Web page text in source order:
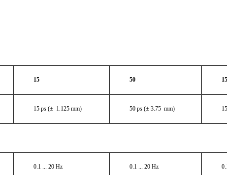
15 50
15 ps (± 1.125 mm) 50 ps (± 3.75 mm)
0.1 ... 20 Hz 0.1 ... 20 Hz